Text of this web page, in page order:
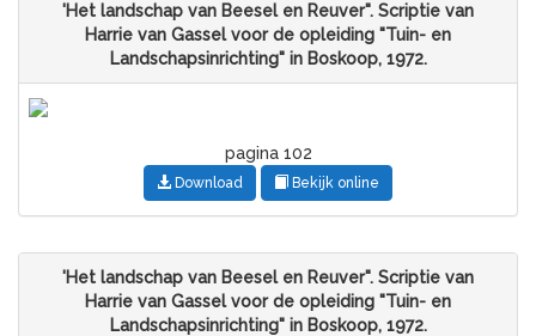
'Het landschap van Beesel en Reuver". Scriptie van
Harrie van Gassel voor de opleiding "Tuin- en
Landschapsinrichting" in Boskoop, 1972.
pagina 102
Download Bekijk online
'Het landschap van Beesel en Reuver". Scriptie van
Harrie van Gassel voor de opleiding "Tuin- en
Landschapsinrichting" in Boskoop, 1972.